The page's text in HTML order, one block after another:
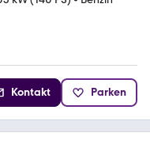
Kontakt Parken